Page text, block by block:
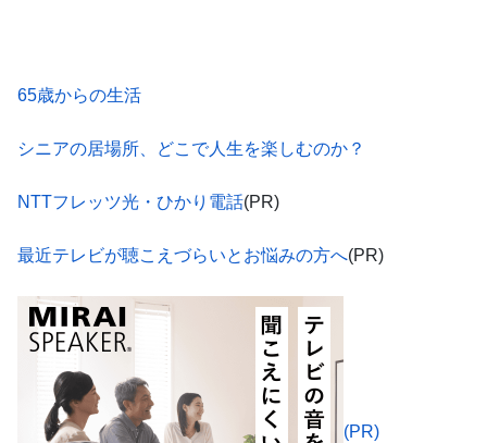
65歳からの生活
シニアの居場所、どこで人生を楽しむのか？
NTTフレッツ光・ひかり電話(PR)
最近テレビが聴こえづらいとお悩みの方へ(PR)
(PR)